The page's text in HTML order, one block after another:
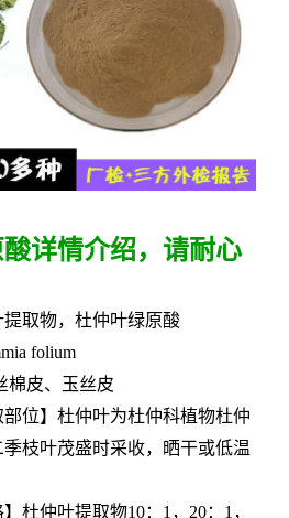
详情介绍，请耐心
提取物，杜仲叶绿原酸
folium
棉皮、玉丝皮
部位】杜仲叶为杜仲科植物杜仲
枝叶茂盛时采收，晒干或低温
杜仲叶提取物10：1，20：1，